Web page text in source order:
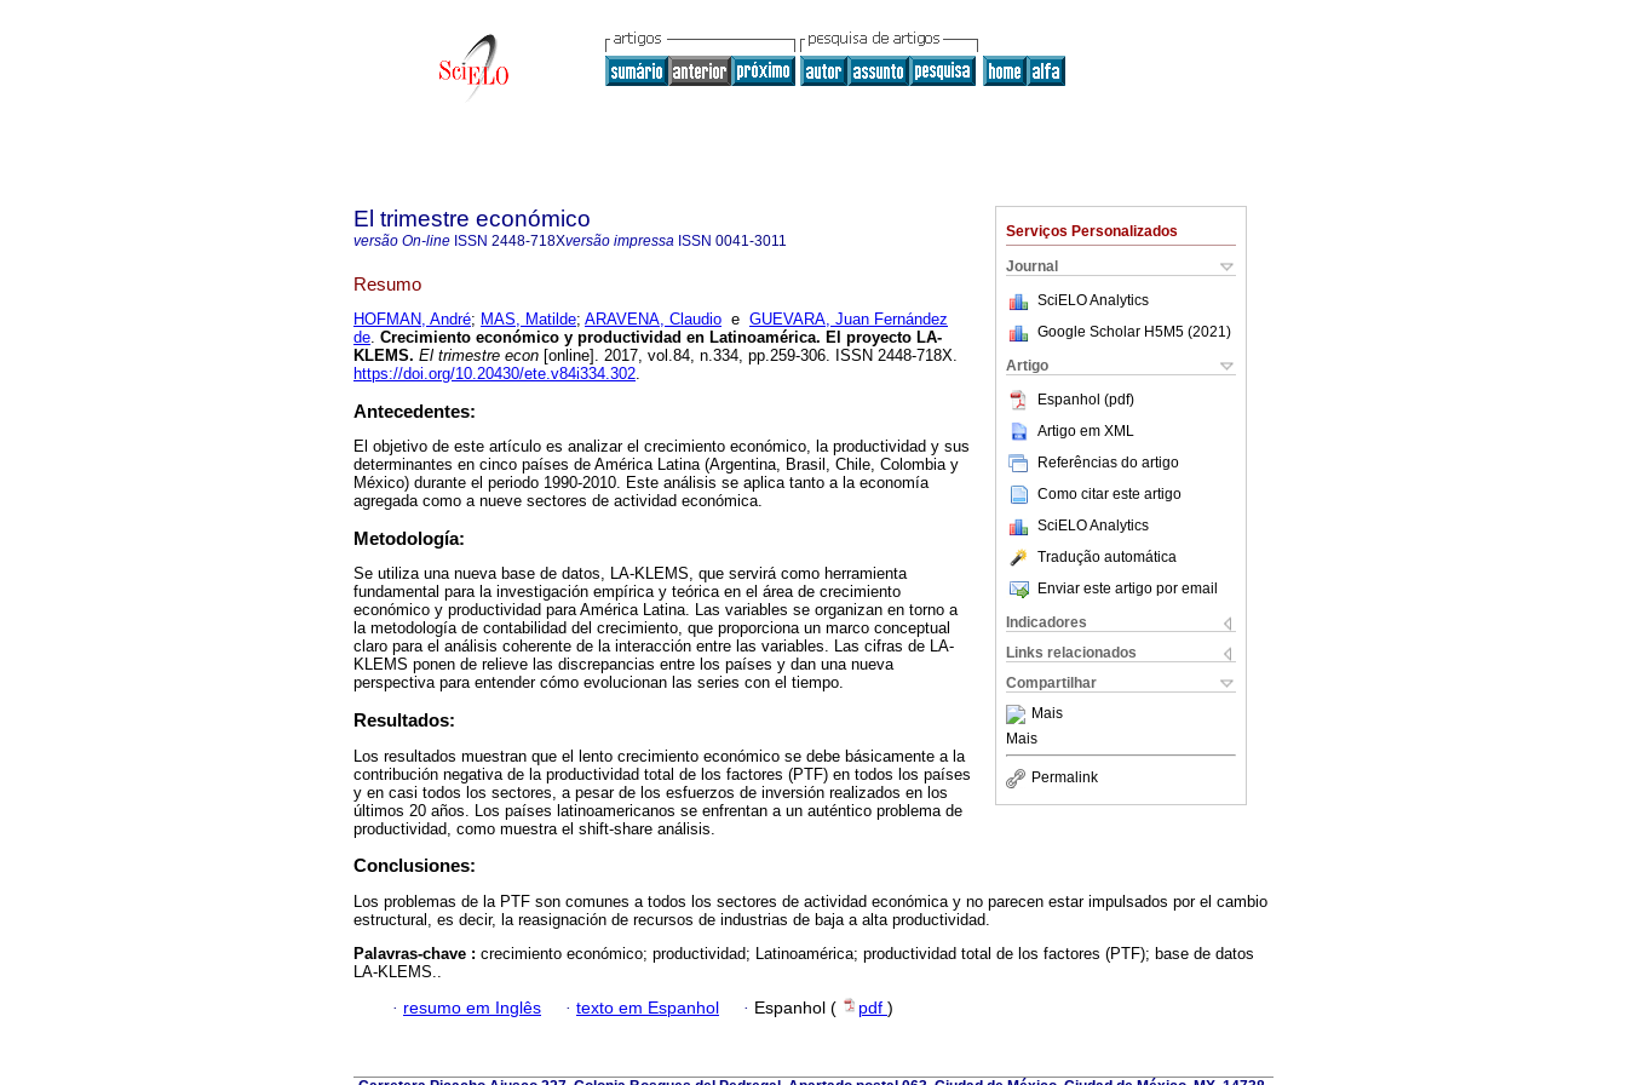
Serviços Personalizados
Journal
SciELO Analytics
Google Scholar H5M5 (2021 )
Artigo
Espanhol (pdf)
Artigo em XML
Referências do artigo
Como citar este artigo
SciELO Analytics
Tradução automática
Enviar este artigo por email
Indicadores
Links relacionados
Compartilhar
Mais
Mais
Permalink
El trimestre económico
versão On-line ISSN 2448-718Xversão impressa ISSN 0041-3011
Resumo
HOFMAN, André; MAS, Matilde; ARAVENA, Claudio e GUEVARA, Juan Fernández
de. Crecimiento económico y productividad en Latinoamérica. El proyecto LA-
KLEMS. El trimestre econ [online]. 2017, vol.84, n.334, pp.259-306. ISSN 2448-718X.
https://doi.org/10.20430/ete.v84i334.302.
Antecedentes:
El objetivo de este artículo es analizar el crecimiento económico, la productividad y sus
determinantes en cinco países de América Latina (Argentina, Brasil, Chile, Colombia y
México) durante el periodo 1990-2010. Este análisis se aplica tanto a la economía
agregada como a nueve sectores de actividad económica.
Metodología:
Se utiliza una nueva base de datos, LA-KLEMS, que servirá como herramienta
fundamental para la investigación empírica y teórica en el área de crecimiento
económico y productividad para América Latina. Las variables se organizan en torno a
la metodología de contabilidad del crecimiento, que proporciona un marco conceptual
claro para el análisis coherente de la interacción entre las variables. Las cifras de LA-
KLEMS ponen de relieve las discrepancias entre los países y dan una nueva
perspectiva para entender cómo evolucionan las series con el tiempo.
Resultados:
Los resultados muestran que el lento crecimiento económico se debe básicamente a la
contribución negativa de la productividad total de los factores (PTF) en todos los países
y en casi todos los sectores, a pesar de los esfuerzos de inversión realizados en los
últimos 20 años. Los países latinoamericanos se enfrentan a un auténtico problema de
productividad, como muestra el shift-share análisis.
Conclusiones:
Los problemas de la PTF son comunes a todos los sectores de actividad económica y no parecen estar impulsados por el cambio
estructural, es decir, la reasignación de recursos de industrias de baja a alta productividad.
Palavras-chave : crecimiento económico; productividad; Latinoamérica; productividad total de los factores (PTF); base de datos
LA-KLEMS..
· resumo em Inglês · texto em Espanhol · Espanhol ( pdf )